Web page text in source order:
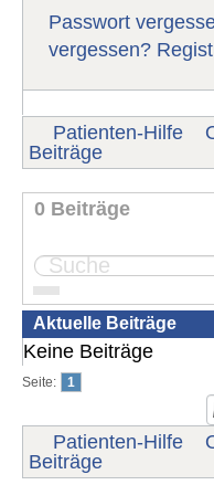
Passwort
vergessen?
Patienten-Hilfe
Beiträge
0 Beiträge
Aktuelle Beiträge
Keine Beiträge
Seite: 1
Patienten-Hilfe
Beiträge